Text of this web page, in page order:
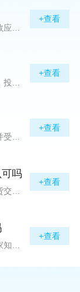
期货市场因其高效、透明以及杠杆效应而吸引着众多投资者的目光，但对初入此市场的新手而言，最初的一步——开户，往往充满了疑惑与顾虑，“期货开户很麻烦吗？”这是许多人的疑问。首先要明确的是，在中国进行期货交易需要通过正规的期货公司来开立账户。期货公司作为专业的金融服务机构，能够提供期货交易进出、风险管理等服务。因监管要求严格，期货开户过程中涉及到的身份验证、风险评估等步骤确实比较繁琐，但这些都是为了保护投资者的利益而设定的。开户流程一般包括：选择期货公司、提交个人资料进行身份验证、
+查看
+查看
+查看
吗
+查看
+查看